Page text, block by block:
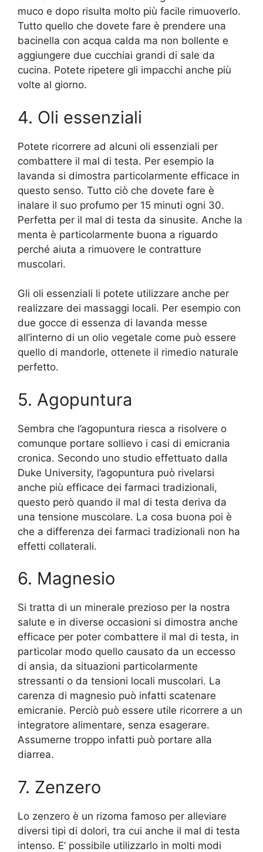
muco e dopo risulta molto più facile rimuoverlo.
Tutto quello che dovete fare è prendere una
bacinella con acqua calda ma non bollente e
aggiungere due cucchiai grandi di sale da
cucina. Potete ripetere gli impacchi anche più
volte al giorno.
4. Oli essenziali
Potete ricorrere ad alcuni oli essenziali per
combattere il mal di testa. Per esempio la
lavanda si dimostra particolarmente efficace in
questo senso. Tutto ciò che dovete fare è
inalare il suo profumo per 15 minuti ogni 30.
Perfetta per il mal di testa da sinusite. Anche la
menta è particolarmente buona a riguardo
perché aiuta a rimuovere le contratture
muscolari.
Gli oli essenziali li potete utilizzare anche per
realizzare dei massaggi locali. Per esempio con
due gocce di essenza di lavanda messe
all’interno di un olio vegetale come può essere
quello di mandorle, ottenete il rimedio naturale
perfetto.
5. Agopuntura
Sembra che l’agopuntura riesca a risolvere o
comunque portare sollievo i casi di emicrania
cronica. Secondo uno studio effettuato dalla
Duke University, l’agopuntura può rivelarsi
anche più efficace dei farmaci tradizionali,
questo però quando il mal di testa deriva da
una tensione muscolare. La cosa buona poi è
che a differenza dei farmaci tradizionali non ha
effetti collaterali.
6. Magnesio
Si tratta di un minerale prezioso per la nostra
salute e in diverse occasioni si dimostra anche
efficace per poter combattere il mal di testa, in
particolar modo quello causato da un eccesso
di ansia, da situazioni particolarmente
stressanti o da tensioni locali muscolari. La
carenza di magnesio può infatti scatenare
emicranie. Perciò può essere utile ricorrere a un
integratore alimentare, senza esagerare.
Assumerne troppo infatti può portare alla
diarrea.
7. Zenzero
Lo zenzero è un rizoma famoso per alleviare
diversi tipi di dolori, tra cui anche il mal di testa
intenso. E’ possibile utilizzarlo in molti modi